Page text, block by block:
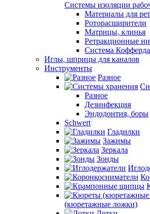
Системы изоляции
Материалы для
Роторасширители
Матрицы, клинья
Ретракционные
Система
Иглы, шприцы для каналов
Инструменты
Разное
Разное
Дезинфекция
Эндодонтия, боры
Schwert
Гладилки
Зажимы
Зеркала
Зонды
(кюретажные ложки)